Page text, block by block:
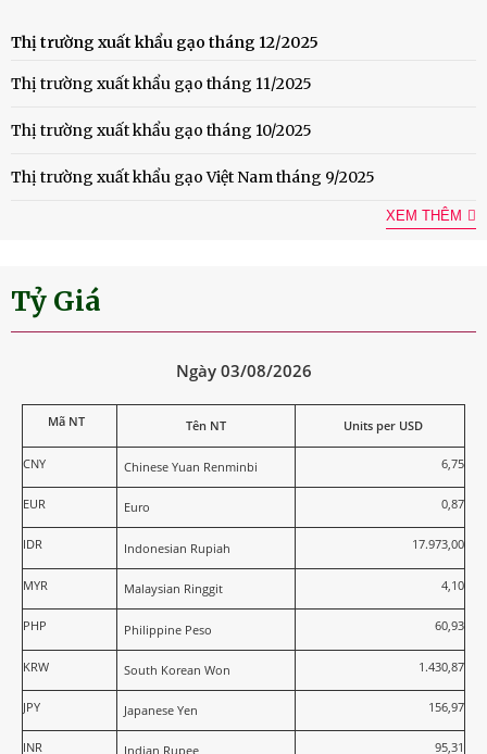
Thị trường xuất khẩu gạo tháng 12/2025
Thị trường xuất khẩu gạo tháng 11/2025
Thị trường xuất khẩu gạo tháng 10/2025
Thị trường xuất khẩu gạo Việt Nam tháng 9/2025
XEM THÊM
Tỷ Giá
Ngày 03/08/2026
Mã NT Tên NT Units per USD
CNY Chinese Yuan Renminbi 6,75
EUR Euro 0,87
IDR Indonesian Rupiah 17.973,00
MYR Malaysian Ringgit 4,10
PHP Philippine Peso 60,93
KRW South Korean Won 1.430,87
JPY Japanese Yen 156,97
INR Indian Rupee 95,31